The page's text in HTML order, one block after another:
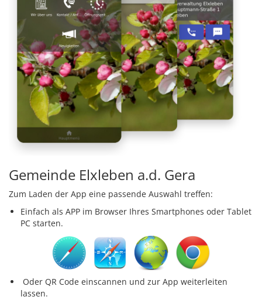
Gemeinde Elxleben a.d. Gera
Zum Laden der App eine passende Auswahl treffen:
Einfach als APP im Browser Ihres Smartphones oder Tablet
PC starten.
Oder QR Code einscannen und zur App weiterleiten
lassen.